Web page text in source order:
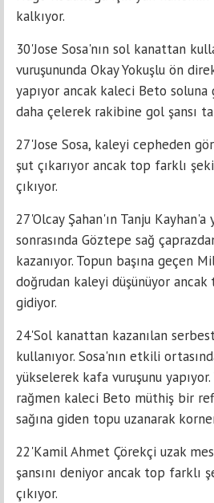
kalkıyor.
30'Jose Sosa'nın sol kanattan
vuruşununda Okay Yokuşlu ön
yapıyor ancak kaleci Beto
daha çelerek rakibine gol şansı
27'Jose Sosa, kaleyi cepheden
şut çıkarıyor ancak top farklı
çıkıyor.
27'Olcay Şahan'ın Tanju Kayhan'a
sonrasında Göztepe sağ
kazanıyor. Topun başına geçen
doğrudan kaleyi düşünüyor
gidiyor.
24'Sol kanattan kazanılan
kullanıyor. Sosa'nın etkili
yükselerek kafa vuruşunu
rağmen kaleci Beto müthiş bir
sağına giden topu uzanarak
22'Kamil Ahmet Çörekçi uzak
şansını deniyor ancak top farklı
çıkıyor.